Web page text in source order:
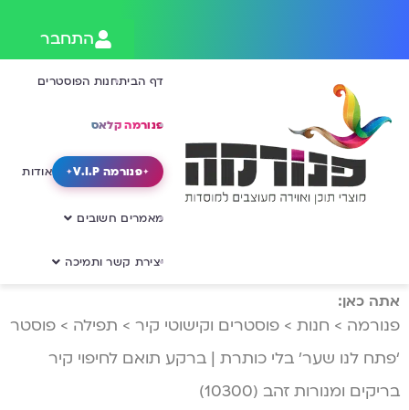
התחבר
דף הביתחנות הפוסטרים
פנורמה קלאס
פנורמה V.I.P אודות
מאמרים חשובים
יצירת קשר ותמיכה
אתה כאן:
פנורמה > חנות > פוסטרים וקישוטי קיר > תפילה > פוסטר
‘פתח לנו שער’ בלי כותרת | ברקע תואם לחיפוי קיר
בריקים ומנורות זהב (10300)